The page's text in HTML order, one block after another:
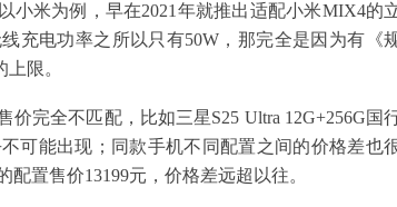
小米为例，早在2021年就推出适配小米MIX4的
充电功率之所以只有50W，那完全是因为有《
限。
完全不匹配，比如三星S25 Ultra 12G+256G国
可能出现；同款手机不同配置之间的价格差也
配置售价13199元，价格差远超以往。